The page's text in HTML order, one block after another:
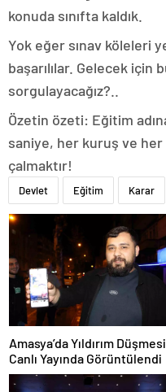
konuda sınıfta kaldık.
Yok eğer sınav köleleri
başarılılar. Gelecek için
sorgulayacağız?..
Özetin özeti: Eğitim
saniye, her kuruş ve
çalmaktır!
Devlet Eğitim Karar
Amasya’da Yıldırım Düşmesi
Canlı Yayında Görüntülendi